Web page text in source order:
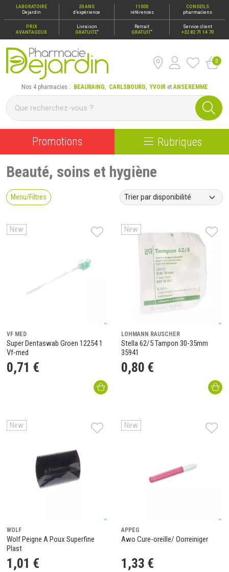
LABORATOIRE
Dejardin
20 ANS
d’expérience
11000
références
CONSEILS
pharmaciens
PRIX
AVANTAGEUX
Livraison
GRATUITE*
Retrait
GRATUIT*
Service client
+32 82 71 14 70
Pharmacie Dejardin Nos 4 pharmacies : Beauraing,
0
Nos 4 pharmacies : BEAURAING, CARLSBOURG,YVOIRetANSEREMME
Promotions Rubriques
Beauté, soins et hygiène
Menu/Filtres
New
VF MED
Super Dentaswab Groen 12254 1
Vf-med
0,71 €
New
LOHMANN RAUSCHER
Stella 62/5 Tampon 30-35mm
35941
0,80 €
New
WOLF
Wolf Peigne A Poux Superfine
Plast
1 ,01 €
New
APPEG
Awo Cure-oreille/ Oorreiniger
1 ,33 €